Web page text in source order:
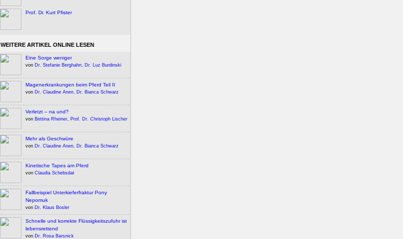
Prof. Dr. Kurt Pfister
WEITERE ARTIKEL ONLINE LESEN
Eine Sorge weniger
von Dr. Stefanie Berghahn, Dr. Luz Burdinski
Magenerkrankungen beim Pferd Teil II
von Dr. Claudine Anen, Dr. Bianca Schwarz
Verletzt – na und?
von Bettina Rheiner, Prof. Dr. Christoph Lischer
Mehr als Geschwüre
von Dr. Claudine Anen, Dr. Bianca Schwarz
Kinetische Tapes am Pferd
von Claudia Schebsdat
Fallbeispiel Unterkieferfraktur Pony
Nepomuk
von Dr. Klaus Bosler
Schnelle und korrekte Flüssigkeitszufuhr ist
lebensrettend
von Dr. Rosa Barsnick